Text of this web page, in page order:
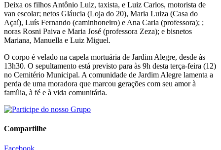
Deixa os filhos Antônio Luiz, taxista, e Luiz Carlos, motorista de
van escolar; netos Gláucia (Loja do 20), Maria Luiza (Casa do
Açaí), Luís Fernando (caminhoneiro) e Ana Carla (professora); ;
noras Rosni Paiva e Maria José (professora Zeza); e bisnetos
Mariana, Manuella e Luiz Miguel.
O corpo é velado na capela mortuária de Jardim Alegre, desde às
13h30. O sepultamento está previsto para às 9h desta terça-feira (12)
no Cemitério Municipal. A comunidade de Jardim Alegre lamenta a
perda de uma moradora que marcou gerações com seu amor à
família, à fé e à vida comunitária.
Compartilhe
Facebook